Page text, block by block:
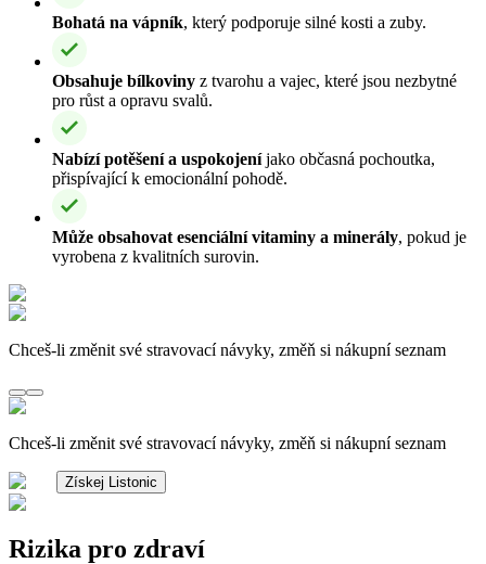
Bohatá na vápník, který podporuje silné kosti a zuby.
Obsahuje bílkoviny z tvarohu a vajec, které jsou nezbytné
pro růst a opravu svalů.
Nabízí potěšení a uspokojeníjako občasná pochoutka,
přispívající k emocionální pohodě.
Může obsahovat esenciální vitaminy a minerály, pokud je
vyrobena z kvalitních surovin.
Chceš-li změnit své stravovací návyky, změň si nákupní seznam
Chceš-li změnit své stravovací návyky, změň si nákupní seznam
Získej Listonic
Rizika pro zdraví